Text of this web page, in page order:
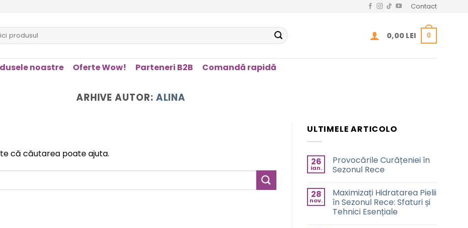
Contact
0,00 LEI 0
noastre Oferte Wow! Parteneri B2B Comandă rapidă
ARHIVE AUTOR: ALINA
că căutarea poate ajuta.
ULTIMELE ARTICOLO
26
ian.
Provocările Curățeniei în
Sezonul Rece
la
Provocările
Curățeniei
în
28
nov.
Maximizați Hidratarea Pielii
în Sezonul Rece: Sfaturi și
Tehnici Esențiale